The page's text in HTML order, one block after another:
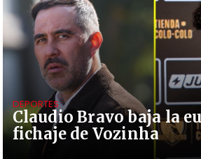
Claudio Bravo baja la
fichaje de Vozinha
DEPORTES